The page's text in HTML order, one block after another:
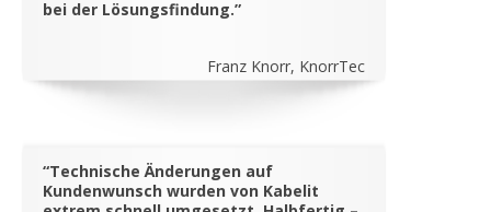
bei der Lösungsfindung.”
Franz Knorr, KnorrTec
“Technische Änderungen auf
Kundenwunsch wurden von Kabelit